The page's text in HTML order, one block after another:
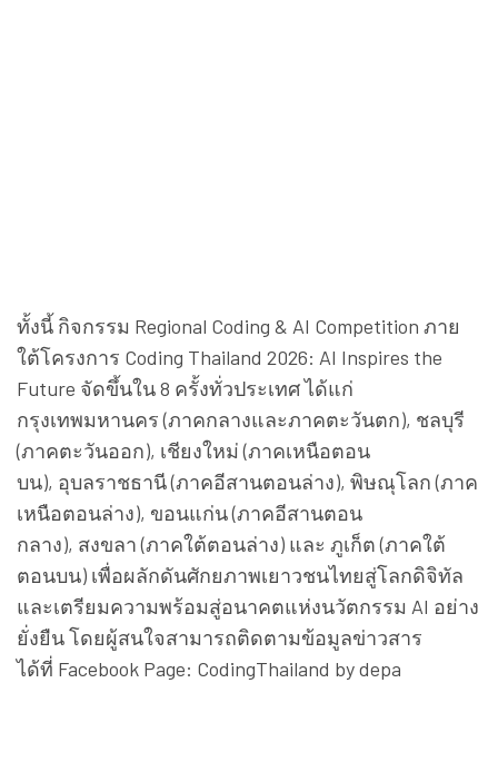
ทั้งนี้ กิจกรรม Regional Coding & AI Competition ภาย
ใต้โครงการ Coding Thailand 2026: AI Inspires the
Future จัดขึ้นใน 8 ครั้งทั่วประเทศ ได้แก่
กรุงเทพมหานคร (ภาคกลางและภาคตะวันตก), ชลบุรี
(ภาคตะวันออก), เชียงใหม่ (ภาคเหนือตอน
บน), อุบลราชธานี (ภาคอีสานตอนล่าง), พิษณุโลก (ภาค
เหนือตอนล่าง), ขอนแก่น (ภาคอีสานตอน
กลาง), สงขลา (ภาคใต้ตอนล่าง) และ ภูเก็ต (ภาคใต้
ตอนบน) เพื่อผลักดันศักยภาพเยาวชนไทยสู่โลกดิจิทัล
และเตรียมความพร้อมสู่อนาคตแห่งนวัตกรรม AI อย่าง
ยั่งยืน โดยผู้สนใจสามารถติดตามข้อมูลข่าวสาร
ได้ที่ Facebook Page: CodingThailand by depa